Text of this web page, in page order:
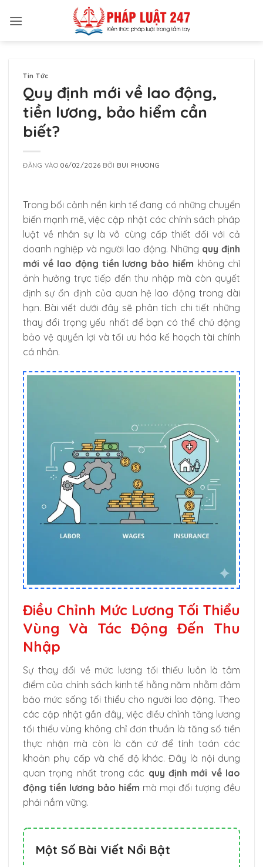
qua
Tin Tức
Quy định mới về lao động,
tiền lương, bảo hiểm cần
biết?
ĐĂNG VÀO06/02/2026 BỞI BUI PHUONG
Trong bối cảnh nền kinh tế đang có những chuyển
biến mạnh mẽ, việc cập nhật các chính sách pháp
luật về nhân sự là vô cùng cấp thiết đối với cả
doanh nghiệp và người lao động. Những quy định
mới về lao động tiền lương bảo hiểm không chỉ
ảnh hưởng trực tiếp đến thu nhập mà còn quyết
định sự ổn định của quan hệ lao động trong dài
hạn. Bài viết dưới đây sẽ phân tích chi tiết những
thay đổi trọng yếu nhất để bạn có thể chủ động
bảo vệ quyền lợi và tối ưu hóa kế hoạch tài chính
cá nhân.
Điều Chỉnh Mức Lương Tối Thiểu
Vùng Và Tác Động Đến Thu
Nhập
Sự thay đổi về mức lương tối thiểu luôn là tâm
điểm của chính sách kinh tế hằng năm nhằm đảm
bảo mức sống tối thiểu cho người lao động. Theo
các cập nhật gần đây, việc điều chỉnh tăng lương
tối thiểu vùng không chỉ đơn thuần là tăng số tiền
thực nhận mà còn là căn cứ để tính toán các
khoản phụ cấp và chế độ khác. Đây là nội dung
quan trọng nhất trong các quy định mới về lao
động tiền lương bảo hiểm mà mọi đối tượng đều
phải nắm vững.
Một Số Bài Viết Nổi Bật